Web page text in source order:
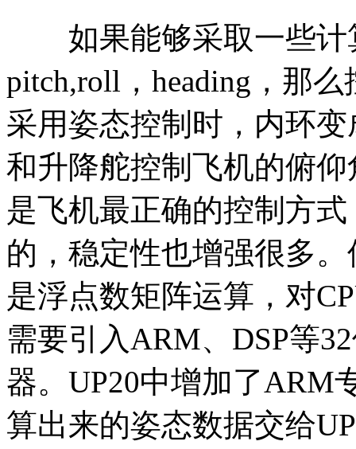
如果能够采取一些计
pitch,roll，heading，那
采用姿态控制时，内环
和升降舵控制飞机的俯
是飞机最正确的控制方
的，稳定性也增强很多
是浮点数矩阵运算，对
需要引入ARM、DSP等
器。UP20中增加了ARM
算出来的姿态数据交给